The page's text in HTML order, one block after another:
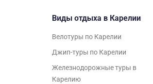
Виды отдыха в Карелии
Велотуры по Карелии
Джип-туры по Карелии
Железнодорожные туры в
Карелию